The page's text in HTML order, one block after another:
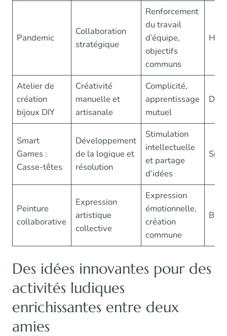
Pandemic
Collaboration
stratégique
Renforcement
du travail
d’équipe,
objectifs
communs
Atelier de
création
bijoux DIY
Créativité
manuelle et
artisanale
Complicité,
apprentissage
mutuel
Smart
Games :
Casse-têtes
Développement
de la logique et
résolution
Stimulation
intellectuelle
et partage
d’idées
Peinture
collaborative
Expression
artistique
collective
Expression
émotionnelle,
création
commune
Des idées innovantes pour des
activités ludiques
enrichissantes entre deux
amies